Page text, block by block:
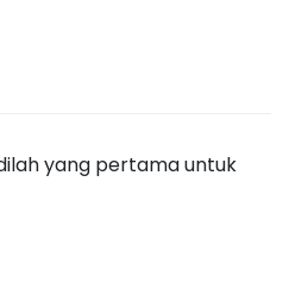
yang pertama untuk